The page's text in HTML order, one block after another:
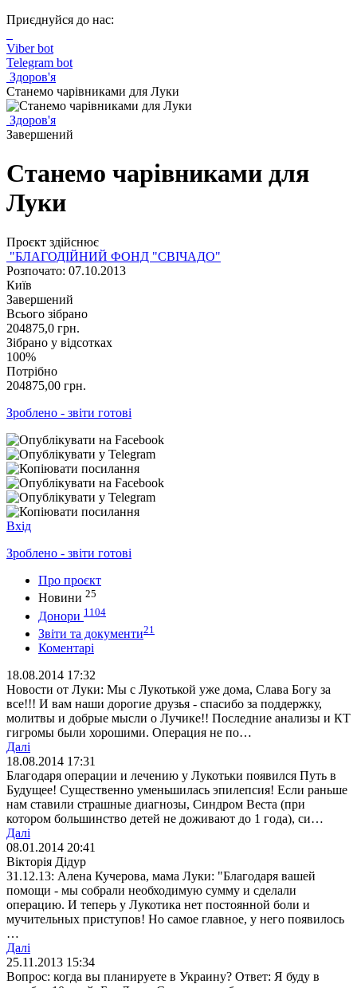
Приєднуйся до нас:
Viber bot
Telegram bot
Здоров'я
Станемо чарівниками для Луки
Здоров'я
Завершений
Станемо чарівниками для
Луки
Проєкт здійснює
"БЛАГОДІЙНИЙ ФОНД "СВІЧАДО"
Розпочато: 07.10.2013
Київ
Завершений
Всього зібрано
204875,0 грн.
Зібрано у відсотках
100%
Потрібно
204875,00 грн.
Зроблено - звіти готові
Вхід
Зроблено - звіти готові
Про проєкт
Новини 25
Донори 1104
Звіти та документи21
Коментарі
18.08.2014 17:32
Новости от Луки: Мы с Лукотькой уже дома, Слава Богу за
все!!! И вам наши дорогие друзья - спасибо за поддержку,
молитвы и добрые мысли о Лучике!! Последние анализы и КТ
гигромы были хорошими. Операция не по…
Далі
18.08.2014 17:31
Благодаря операции и лечению у Лукотьки появился Путь в
Будущее! Существенно уменьшилась эпилепсия! Если раньше
нам ставили страшные диагнозы, Синдром Веста (при
котором большинство детей не доживают до 1 года), си…
Далі
08.01.2014 20:41
Вікторія Дідур
31.12.13: Алена Кучерова, мама Луки: "Благодаря вашей
помощи - мы собрали необходимую сумму и сделали
операцию. И теперь у Лукотика нет постоянной боли и
мучительных приступов! Но самое главное, у него появилось
…
Далі
25.11.2013 15:34
Вопрос: когда вы планируете в Украину? Ответ: Я буду в